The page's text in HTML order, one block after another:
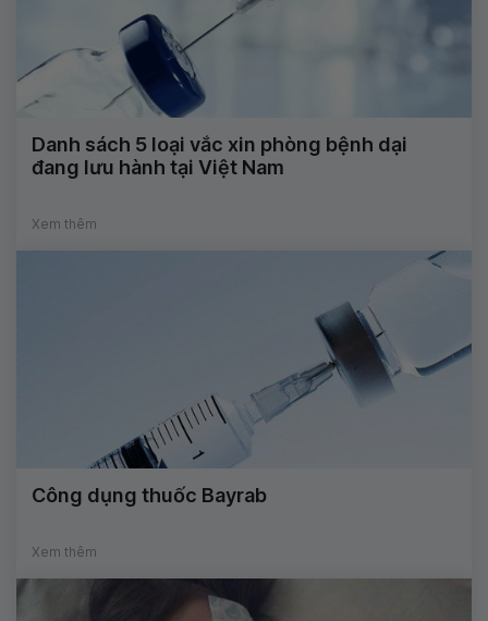
Danh sách 5 loại vắc xin phòng bệnh dại
đang lưu hành tại Việt Nam
Xem thêm
Công dụng thuốc Bayrab
Xem thêm